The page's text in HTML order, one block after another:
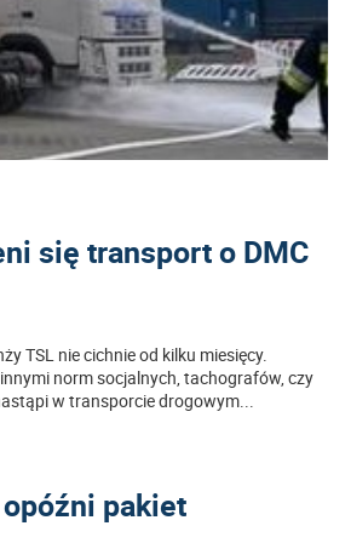
się transport o DMC
TSL nie cichnie od kilku miesięcy.
norm socjalnych, tachografów, czy
w transporcie drogowym...
pakiet